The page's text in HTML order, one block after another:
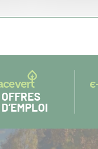
OFFRES
D’EMPLOI